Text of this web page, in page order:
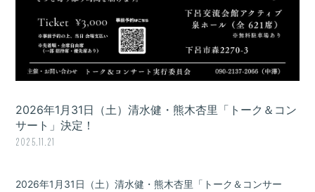
2026年1月31日（土）清水健・熊木杏里「トーク＆コン
サート」決定！
2025.11.21
2026年1月31日（土）清水健・熊木杏里「トーク＆コンサー